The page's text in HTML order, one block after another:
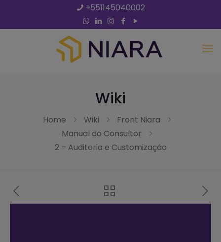
+551145040002
Wiki
Home Wiki
Front Niara
Manual do Consultor
2 – Auditoria e Customização